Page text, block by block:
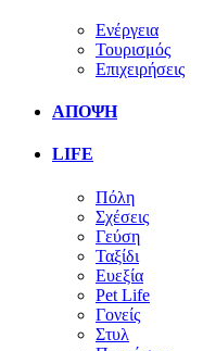
Ενέργεια
Τουρισμός
Επιχειρήσεις
ΑΠΟΨΗ
LIFE
Πόλη
Σχέσεις
Γεύση
Ταξίδι
Ευεξία
Pet Life
Γονείς
Στυλ